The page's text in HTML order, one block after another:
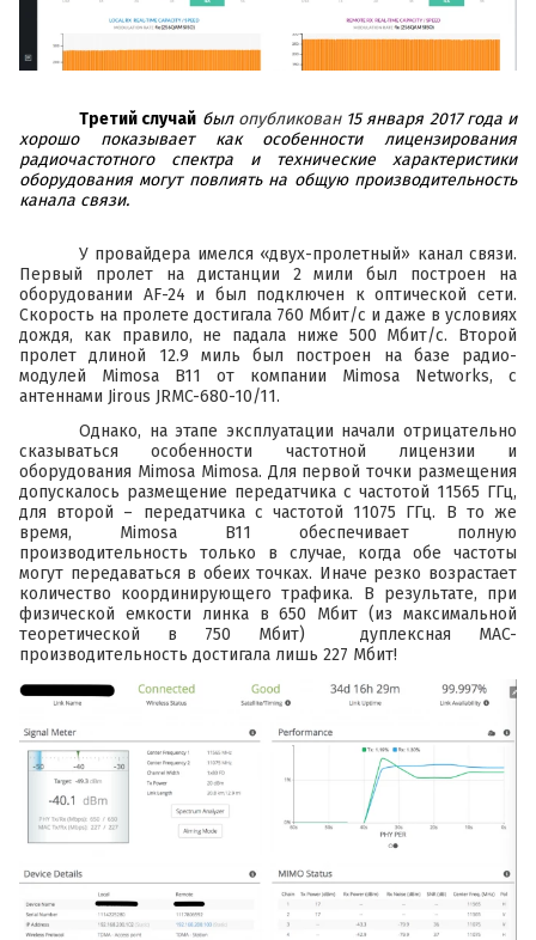
Третий случай был опубликован15 января 2017 года и
хорошо показывает как особенности лицензирования
радиочастотного спектра и технические характеристики
оборудования могут повлиять на общую производительность
канала связи.
У провайдера имелся «двух-пролетный» канал связи.
Первый пролет на дистанции 2 мили был построен на
оборудовании AF-24 и был подключен к оптической сети.
Скорость на пролете достигала 760 Мбит/с и даже в условиях
дождя, как правило, не падала ниже 500 Мбит/с. Второй
пролет длиной 12.9 миль был построен на базе радио-
модулей Mimosa B11 от компании Mimosa Networks, с
антеннами Jirous JRMC-680-10/11.
Однако, на этапе эксплуатации начали отрицательно
сказываться особенности частотной лицензии и
оборудования Mimosa Mimosa. Для первой точки размещения
допускалось размещение передатчика с частотой 11565 ГГц,
для второй – передатчика с частотой 11075 ГГц. В то же
время, Mimosa B11
обеспечивает полную
производительность только в случае, когда обе частоты
могут передаваться в обеих точках. Иначе резко возрастает
количество координирующего трафика. В результате, при
физической емкости линка в 650 Мбит (из максимальной
теоретической в 750 Мбит) дуплексная MAC-
производительность достигала лишь 227 Мбит!